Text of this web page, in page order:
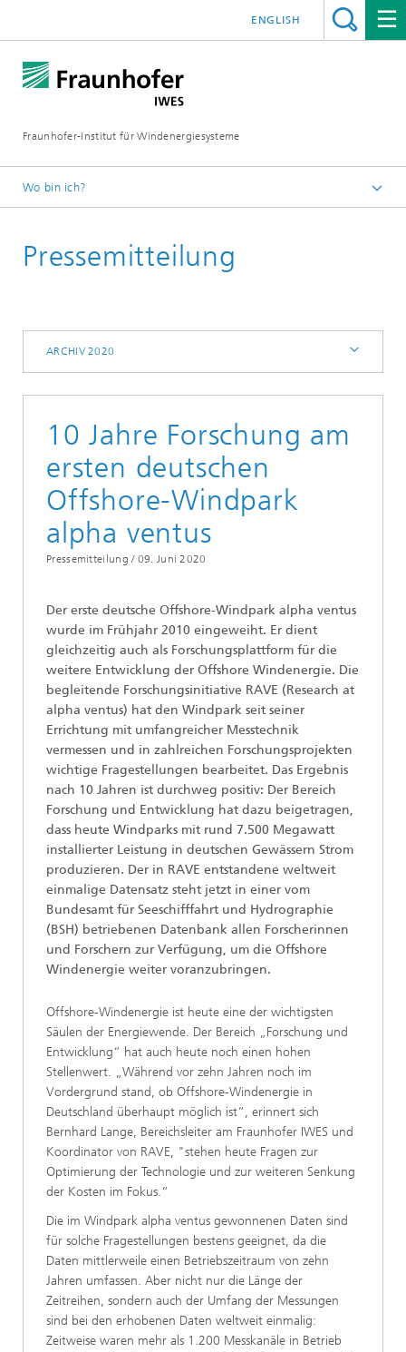
Fraunhofer-Institut für Windenergiesysteme
ENGLISH
Wo bin ich?
Presse | Medien
Pressemitteilung
ARCHIV 2020
10 Jahre Forschung am
ersten deutschen
Offshore-Windpark
alpha ventus
Pressemitteilung / 09. Juni 2020
Der erste deutsche Offshore-Windpark alpha ventus
wurde im Frühjahr 2010 eingeweiht. Er dient
gleichzeitig auch als Forschungsplattform für die
weitere Entwicklung der Offshore Windenergie. Die
begleitende Forschungsinitiative RAVE (Research at
alpha ventus) hat den Windpark seit seiner
Errichtung mit umfangreicher Messtechnik
vermessen und in zahlreichen Forschungsprojekten
wichtige Fragestellungen bearbeitet. Das Ergebnis
nach 10 Jahren ist durchweg positiv: Der Bereich
Forschung und Entwicklung hat dazu beigetragen,
dass heute Windparks mit rund 7.500 Megawatt
installierter Leistung in deutschen Gewässern Strom
produzieren. Der in RAVE entstandene weltweit
einmalige Datensatz steht jetzt in einer vom
Bundesamt für Seeschifffahrt und Hydrographie
(BSH) betriebenen Datenbank allen Forscherinnen
und Forschern zur Verfügung, um die Offshore
Windenergie weiter voranzubringen.
Offshore-Windenergie ist heute eine der wichtigsten
Säulen der Energiewende. Der Bereich „Forschung und
Entwicklung“ hat auch heute noch einen hohen
Stellenwert. „Während vor zehn Jahren noch im
Vordergrund stand, ob Offshore-Windenergie in
Deutschland überhaupt möglich ist“, erinnert sich
Bernhard Lange, Bereichsleiter am Fraunhofer IWES und
Koordinator von RAVE, "stehen heute Fragen zur
Optimierung der Technologie und zur weiteren Senkung
der Kosten im Fokus.“
Die im Windpark alpha ventus gewonnenen Daten sind
für solche Fragestellungen bestens geeignet, da die
Daten mittlerweile einen Betriebszeitraum von zehn
Jahren umfassen. Aber nicht nur die Länge der
Zeitreihen, sondern auch der Umfang der Messungen
sind bei den erhobenen Daten weltweit einmalig:
Zeitweise waren mehr als 1.200 Messkanäle in Betrieb